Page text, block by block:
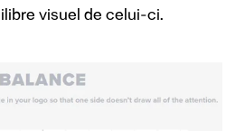
visuel de celui-ci.